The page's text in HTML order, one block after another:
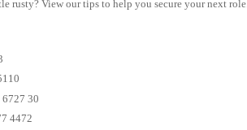
rusty? View our tips to help you secure your next role.
30
4472